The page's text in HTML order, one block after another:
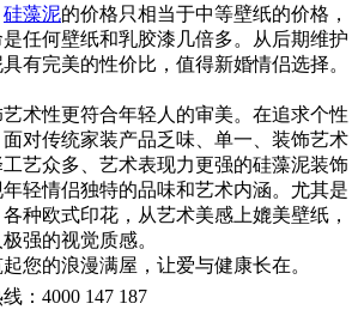
硅藻泥的价格只相当于中等壁纸的价格，
任何壁纸和乳胶漆几倍多。从后期维护
有完美的性价比，值得新婚情侣选择。
术性更符合年轻人的审美。在追求个性
对传统家装产品乏味、单一、装饰艺术
艺众多、艺术表现力更强的硅藻泥装饰
轻情侣独特的品味和艺术内涵。尤其是
种欧式印花，从艺术美感上媲美壁纸，
强的视觉质感。
您的浪漫满屋，让爱与健康长在。
： 4000 147 187